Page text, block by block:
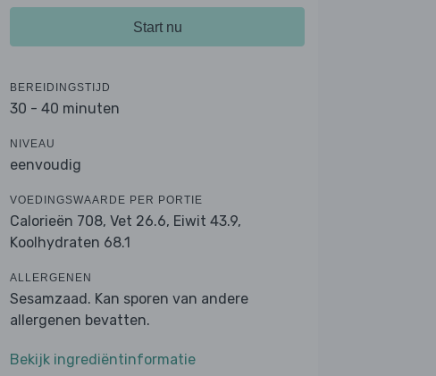
Start nu
BEREIDINGSTIJD
30 - 40 minuten
NIVEAU
eenvoudig
VOEDINGSWAARDE PER PORTIE
Calorieën 708, Vet 26.6, Eiwit 43.9,
Koolhydraten 68.1
ALLERGENEN
Sesamzaad. Kan sporen van andere
allergenen bevatten.
Bekijk ingrediëntinformatie